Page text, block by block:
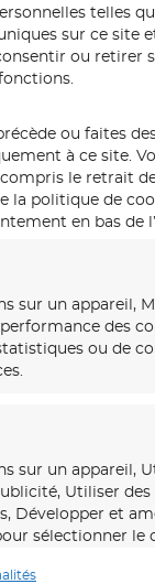
telles
sur ce site
ou retirer
ou faites
à ce site.
le retrait
la politique de
en bas de
sur un appareil,
des
ou de
sur un appareil,
Utiliser
Développer et
sélectionner le